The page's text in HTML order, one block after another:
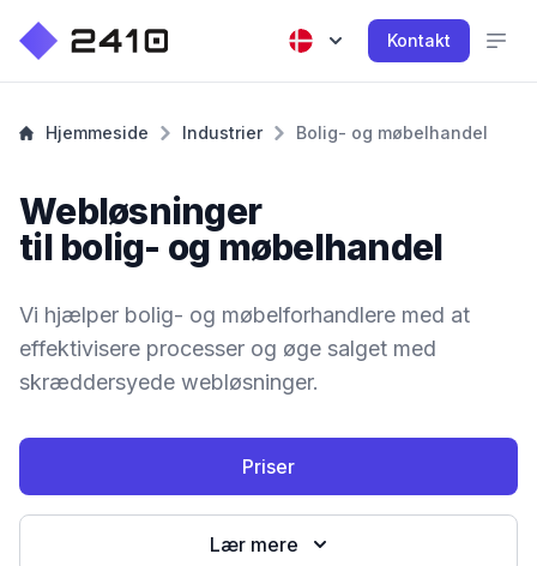
Kontakt
Hjemmeside Industrier Bolig- og møbelhandel
Webløsninger
til bolig- og møbelhandel
Vi hjælper bolig- og møbelforhandlere med at
effektivisere processer og øge salget med
skræddersyede webløsninger.
Priser
Lær mere